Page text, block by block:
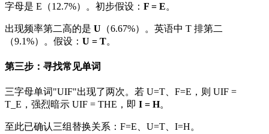
字母是 E（12.7%）。初步假设： F = E。
出现频率第二高的是 U （6.67%）。英语中 T 排第二
（9.1%）。假设： U = T。
第三步：寻找常见单词
三字母单词"UIF"出现了两次。若 U=T、F=E，则 UIF =
T_E，强烈暗示 UIF = THE，即 I = H。
至此已确认三组替换关系：F=E、U=T、I=H。